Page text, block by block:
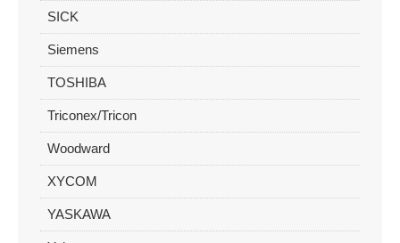
SICK
Siemens
TOSHIBA
Triconex/Tricon
Woodward
XYCOM
YASKAWA